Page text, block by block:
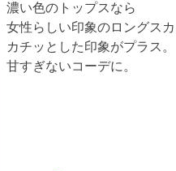
濃い色のトップスなら
女性らしい印象のロングス
カチッとした印象がプラス。
甘すぎないコーデに。